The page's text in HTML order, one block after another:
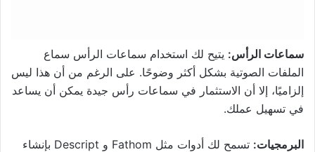
سماعات الرأس: يتيح لك استخدام سماعات الرأس سماع
الملفات الصوتية بشكل أكثر وضوحًا. على الرغم من أن هذا ليس
إلزاميًا، إلا أن الاستثمار في سماعات رأس جيدة يمكن أن يساعد
في تسهيل عملك.
البرمجيات:
تسمح لك أدوات مثل Fathom و Descript بإنشاء